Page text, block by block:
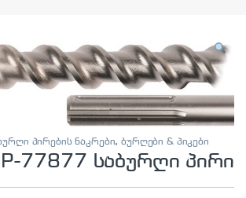
პირების ნაკრები,ბურღები & პიკები
P-77877 საბურღი პირი